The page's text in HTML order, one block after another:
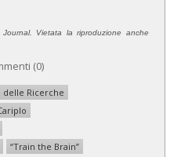
Vietata la riproduzione anche
(0)
delle Ricerche
“Train the Brain”